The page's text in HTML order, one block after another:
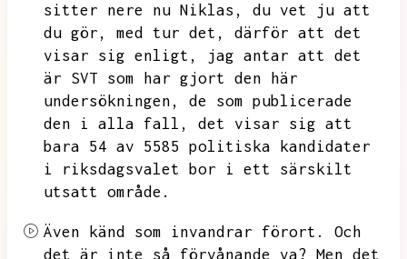
sitter nere nu Niklas,
du vet ju att
du gör,
med tur det,
därför att det
visar sig enligt,
jag antar att det
är SVT som har gjort den här
undersökningen,
de som publicerade
den i alla fall,
det visar sig att
bara 54 av 5585 politiska kandidater
i riksdagsvalet bor i ett särskilt
utsatt område.
Även känd som invandrar förort.
Och
det är inte så förvånande va? Men det